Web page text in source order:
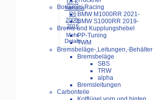
Bonamici Racing
BMW M1000RR 2021-
BMW S1000RR 2019-
Brems-und Kupplungshebel
PP-Tuning
TWM
Bremsbeläge-,Leitungen,-Behälter
Bremsbeläge
SBS
TRW
alpha
Bremsleitungen
Carbonteile
GFK
Yamaha
R6
2008-
2016
Mehr
Details